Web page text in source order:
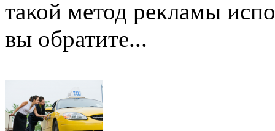
такой метод рекламы
вы обратите...